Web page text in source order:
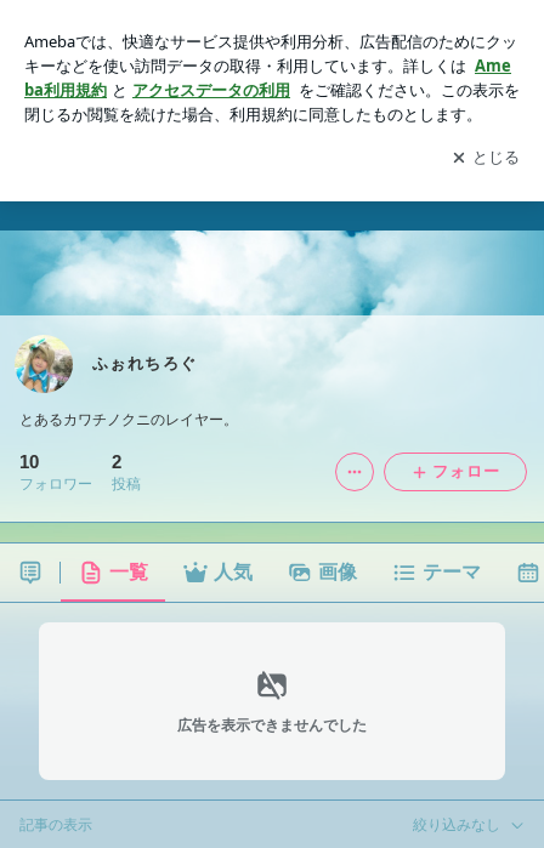
アプリをダウンロードして ブログの更新通知
を受け取りまし
ょう。
開く
ふぉれちろぐ
とあるカワチノクニのレイヤー。
10
フォロワー
2
投稿
フォロー
一覧 人気 画像 テーマ
広告を表示できませんでした
記事の表示 絞り込みなし